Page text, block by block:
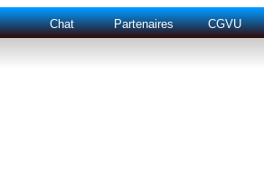
Chat Partenaires CGVU